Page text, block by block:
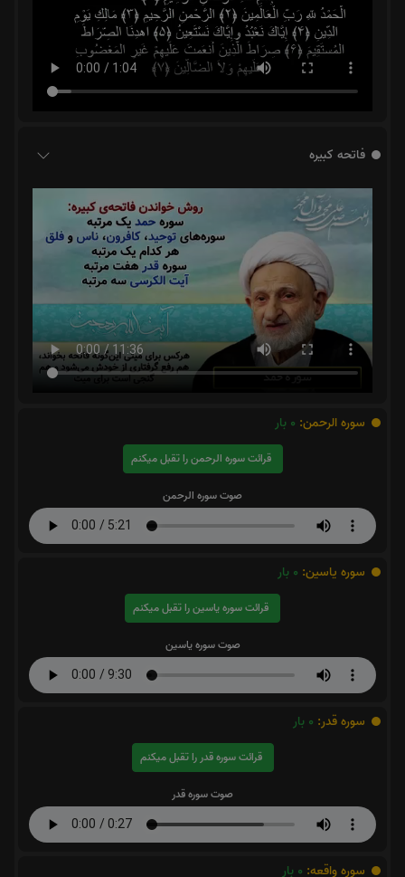
فاتحه کبیره
سوره الرحمن: 0 بار
قرائت سوره الرحمن را تقبل میکنم
صوت سوره الرحمن
سوره یاسین: 0 بار
قرائت سوره یاسین را تقبل میکنم
صوت سوره یاسین
سوره قدر: 0 بار
قرائت سوره قدر را تقبل میکنم
صوت سوره قدر
سوره واقعه: 0 بار